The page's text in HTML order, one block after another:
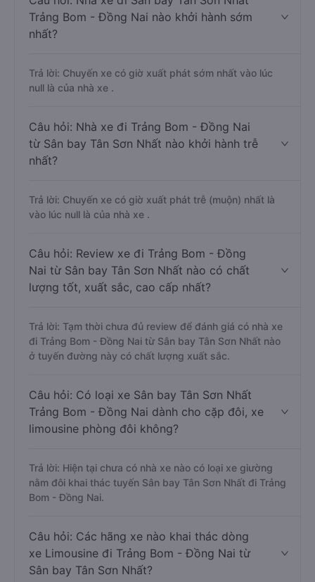
Trảng Bom - Đồng Nai nào khởi hành sớm
nhất?
Trả lời: Chuyến xe có giờ xuất phát sớm nhất vào lúc
null là của nhà xe .
Câu hỏi: Nhà xe đi Trảng Bom - Đồng Nai
từ Sân bay Tân Sơn Nhất nào khởi hành trễ
nhất?
Trả lời: Chuyến xe có giờ xuất phát trễ (muộn) nhất là
vào lúc null là của nhà xe .
Câu hỏi: Review xe đi Trảng Bom - Đồng
Nai từ Sân bay Tân Sơn Nhất nào có chất
lượng tốt, xuất sắc, cao cấp nhất?
Trả lời: Tạm thời chưa đủ review để đánh giá có nhà xe
đi Trảng Bom - Đồng Nai từ Sân bay Tân Sơn Nhất nào
ở tuyến đường này có chất lượng xuất sắc.
Câu hỏi: Có loại xe Sân bay Tân Sơn Nhất
Trảng Bom - Đồng Nai dành cho cặp đôi, xe
limousine phòng đôi không?
Trả lời: Hiện tại chưa có nhà xe nào có loại xe giường
nằm đôi khai thác tuyến Sân bay Tân Sơn Nhất đi Trảng
Bom - Đồng Nai.
Câu hỏi: Các hãng xe nào khai thác dòng
xe Limousine đi Trảng Bom - Đồng Nai từ
Sân bay Tân Sơn Nhất?